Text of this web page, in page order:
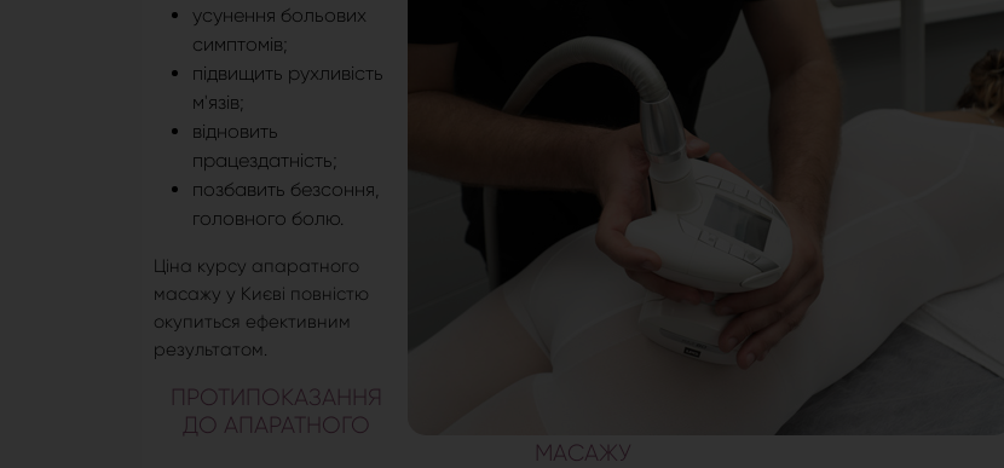
усунення больових
симптомів;
підвищить рухливість
м'язів;
відновить
працездатність;
позбавить безсоння,
головного болю.
Ціна курсу апаратного
масажу у Києві повністю
окупиться ефективним
результатом.
ПРОТИПОКАЗАННЯ
ДО АПАРАТНОГО
МАСАЖУ